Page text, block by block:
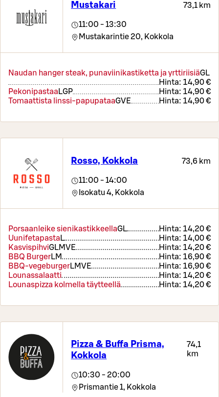
Mustakari 73,1 km
11:00 - 13:30
Mustakarintie 20, Kokkola
Naudan hanger steak, punaviinikastiketta ja yrttiriisiäGL
Hinta: 14,90 €
Pekonipastaa LGP Hinta: 14,90 €
Tomaattista linssi-papupataaGVE Hinta: 14,90 €
Rosso, Kokkola 73,6 km
11:00 - 14:00
Isokatu 4, Kokkola
Porsaanleike sienikastikkeellaGL Hinta: 14,20 €
Uunifetapasta L Hinta: 14,00 €
KasvispihviGLMVE Hinta: 14,20 €
BBQ BurgerLM Hinta: 16,90 €
BBQ-vegeburgerLMVE Hinta: 16,90 €
Lounassalaatti
Hinta: 14,20 €
Lounaspizza kolmella täytteellä
Hinta: 14,20 €
Pizza & Buffa Prisma,
Kokkola
74,1
km
10:30 - 20:00
Prismantie 1, Kokkola